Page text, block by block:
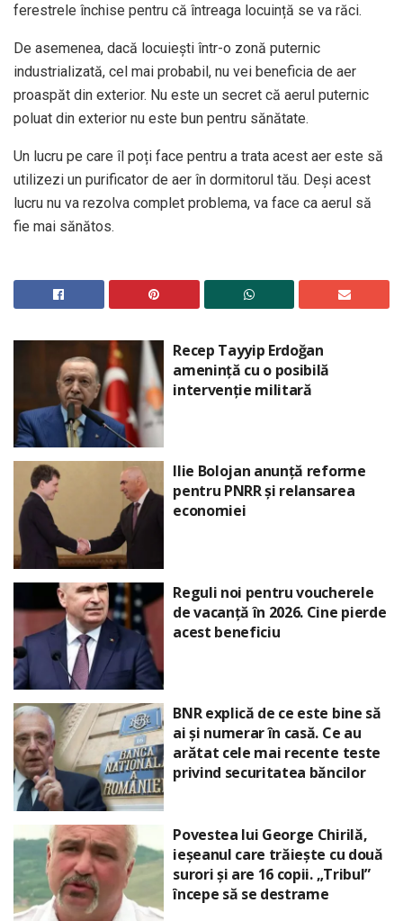
ferestrele închise pentru că întreaga locuință se va răci.
De asemenea, dacă locuiești într-o zonă puternic
industrializată, cel mai probabil, nu vei beneficia de aer
proaspăt din exterior. Nu este un secret că aerul puternic
poluat din exterior nu este bun pentru sănătate.
Un lucru pe care îl poți face pentru a trata acest aer este să
utilizezi un purificator de aer în dormitorul tău. Deși acest
lucru nu va rezolva complet problema, va face ca aerul să
fie mai sănătos.
Recep Tayyip Erdoğan
amenință cu o posibilă
intervenție militară
Ilie Bolojan anunță reforme
pentru PNRR și relansarea
economiei
Reguli noi pentru voucherele
de vacanță în 2026. Cine pierde
acest beneficiu
BNR explică de ce este bine să
ai și numerar în casă. Ce au
arătat cele mai recente teste
privind securitatea băncilor
Povestea lui George Chirilă,
ieșeanul care trăiește cu două
surori și are 16 copii. „Tribul”
începe să se destrame